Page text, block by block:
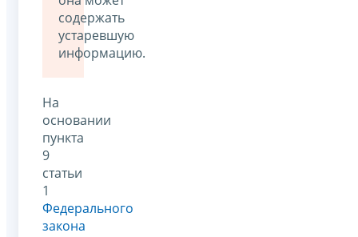
содержать
устаревшую
информацию.
На
основании
пункта
9
статьи
1
Федерального
закона